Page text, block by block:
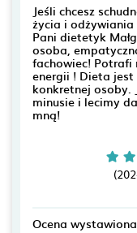
Jeśli chcesz
życia i
Pani dietetyk
osoba,
fachowiec! Potrafi
energii ! Dieta
konkretnej osoby.
minusie i lecimy
mną!
Ocena